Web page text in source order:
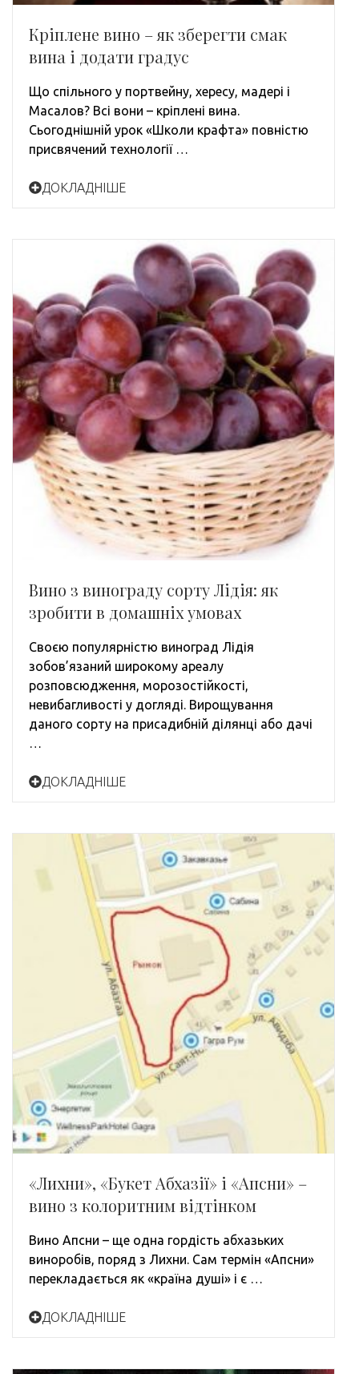
Кріплене вино – як зберегти смак
вина і додати градус
Що спільного у портвейну, хересу, мадері і
Масалов? Всі вони – кріплені вина.
Сьогоднішній урок «Школи крафта» повністю
присвячений технології …
ДОКЛАДНІШЕ
Вино з винограду сорту Лідія: як
зробити в домашніх умовах
Своєю популярністю виноград Лідія
зобов’язаний широкому ареалу
розповсюдження, морозостійкості,
невибагливості у догляді. Вирощування
даного сорту на присадибній ділянці або дачі
…
ДОКЛАДНІШЕ
«Лихни», «Букет Абхазії» і «Апсни» –
вино з колоритним відтінком
Вино Апсни – ще одна гордість абхазьких
виноробів, поряд з Лихни. Сам термін «Апсни»
перекладається як «країна душі» і є …
ДОКЛАДНІШЕ